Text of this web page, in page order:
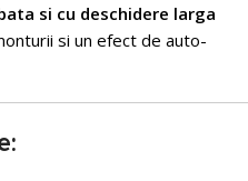
si cu deschidere larga
si un efect de auto-